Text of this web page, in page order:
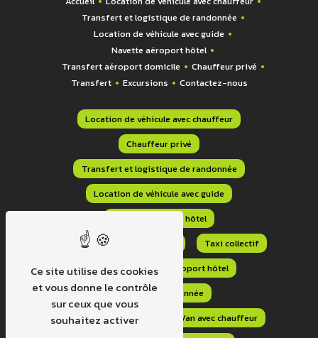
Transfert et logistique de randonnée
Location de véhicule avec guide
Navette aéroport hôtel
Transfert aéroport domicile
Chauffeur privé
Transfert
Excursions Contactez-nous
Location de véhicule avec chauffeur
Chauffeur privé
Transfert et logistique de randonnée
Location de véhicule avec guide
Navette aéroport hôtel
Transfert aéroport domicile
Taxi collectif
Transport navette aéroport hôtel
Transport randonnée
Transport sur mesure
Van avec chauffeur
Ce site utilise des cookies
et vous donne le contrôle
sur ceux que vous
souhaitez activer